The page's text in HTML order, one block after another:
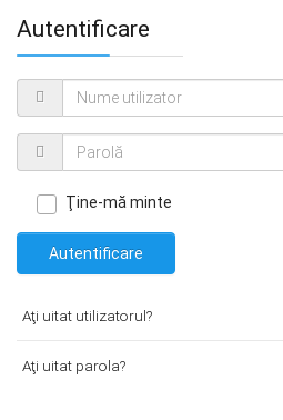
Autentificare
Ţine-mă minte
Autentificare
Aţi uitat utilizatorul?
Aţi uitat parola?